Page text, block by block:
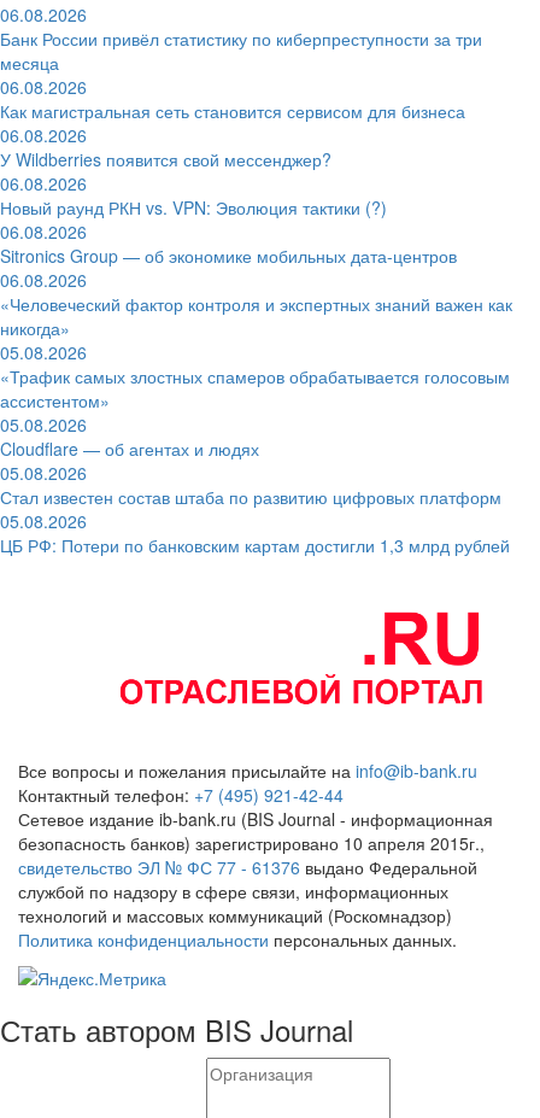
06.08.2026
Банк России привёл статистику по киберпреступности за три
месяца
06.08.2026
Как магистральная сеть становится сервисом для бизнеса
06.08.2026
У Wildberries появится свой мессенджер?
06.08.2026
Новый раунд РКН vs. VPN: Эволюция тактики (?)
06.08.2026
Sitronics Group — об экономике мобильных дата-центров
06.08.2026
«Человеческий фактор контроля и экспертных знаний важен как
никогда»
05.08.2026
«Трафик самых злостных спамеров обрабатывается голосовым
ассистентом»
05.08.2026
Cloudflare — об агентах и людях
05.08.2026
Стал известен состав штаба по развитию цифровых платформ
05.08.2026
ЦБ РФ: Потери по банковским картам достигли 1,3 млрд рублей
Все вопросы и пожелания присылайте на info@ib-bank.ru
Контактный телефон: +7 (495) 921-42-44
Сетевое издание ib-bank.ru (BIS Journal - информационная
безопасность банков) зарегистрировано 10 апреля 2015г.,
свидетельство ЭЛ № ФС 77 - 61376 выдано Федеральной
службой по надзору в сфере связи, информационных
технологий и массовых коммуникаций (Роскомнадзор)
Политика конфиденциальности персональных данных.
Стать автором BIS Journal